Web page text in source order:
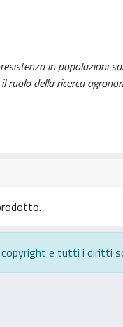
in popolazioni
ruolo della ricerca
e tutti i diritti